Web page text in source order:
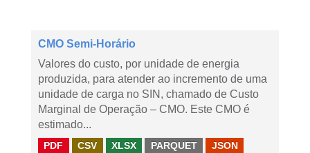
CMO Semi-Horário
Valores do custo, por unidade de energia
produzida, para atender ao incremento de uma
unidade de carga no SIN, chamado de Custo
Marginal de Operação – CMO. Este CMO é
estimado...
PDF CSV XLSX PARQUET JSON